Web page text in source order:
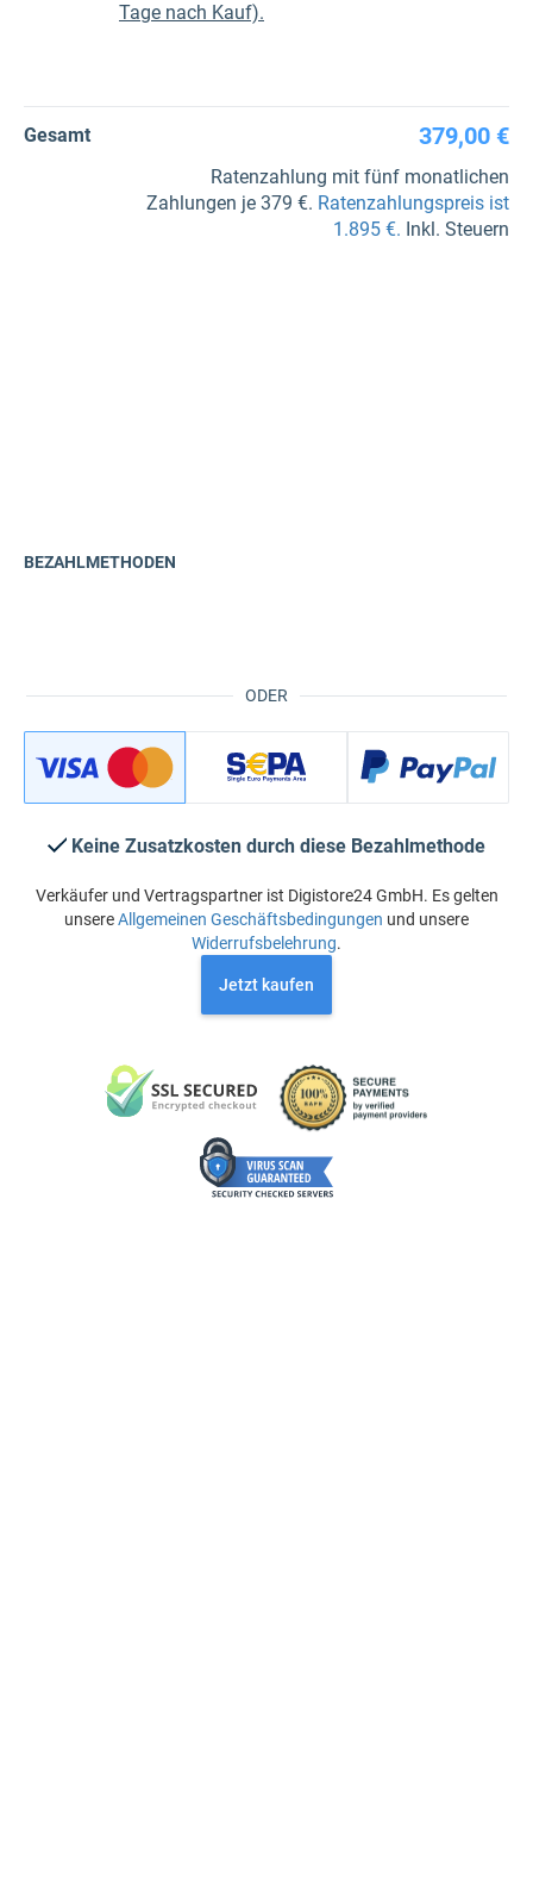
Tage nach Kauf).
Gesamt 379,00 €
Ratenzahlung mit fünf monatlichen
Zahlungen je 379 €. Ratenzahlungspreis ist
1.895 €. Inkl. Steuern
ODER
BEZAHLMETHODEN
Keine Zusatzkosten durch diese Bezahlmethode
Verkäufer und Vertragspartner ist Digistore24 GmbH. Es gelten
unsereAllgemeinen Geschäftsbedingungen und unsere
Widerrufsbelehrung.
Jetzt kaufen